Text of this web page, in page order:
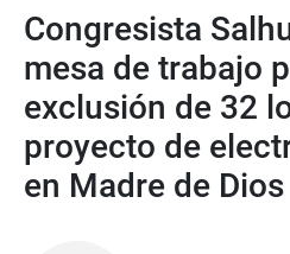
Congresista
mesa de trabajo
exclusión de 32
proyecto de
en Madre de Dios